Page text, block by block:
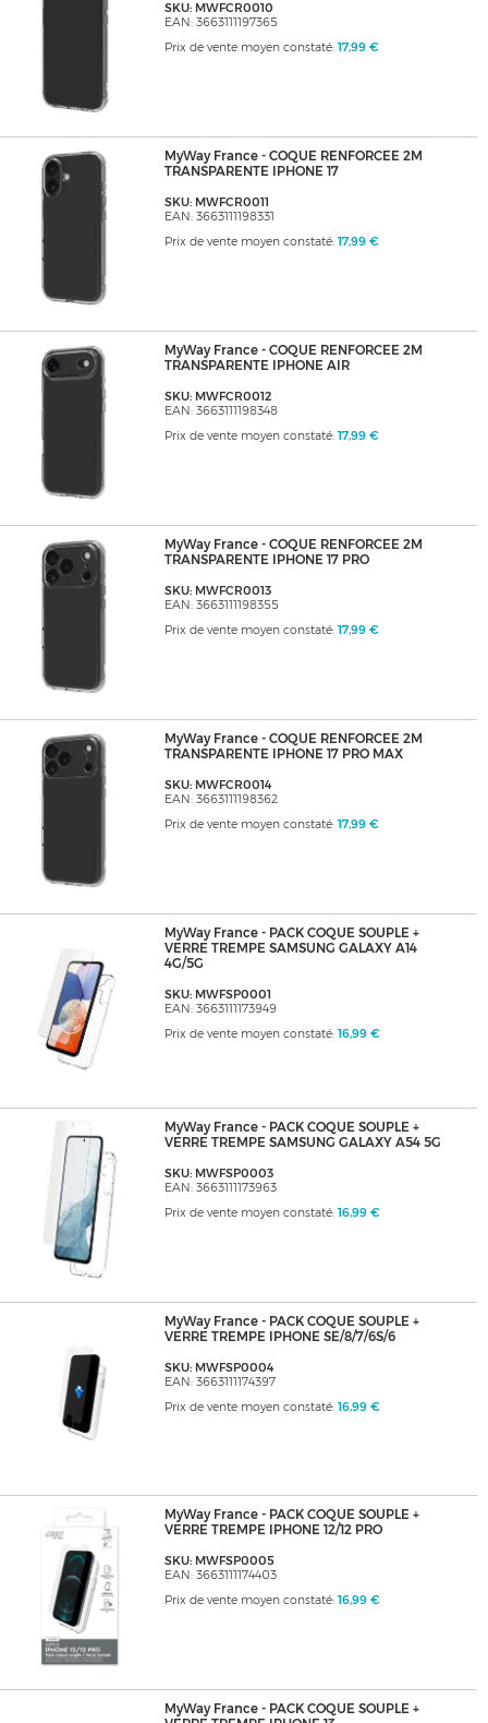
SKU: MWFCR0010
EAN: 3663111197365
Prix de vente moyen constaté: 17,99 €
MyWay France - COQUE RENFORCEE 2M
TRANSPARENTE IPHONE 17
SKU: MWFCR0011
EAN: 3663111198331
Prix de vente moyen constaté: 17,99 €
MyWay France - COQUE RENFORCEE 2M
TRANSPARENTE IPHONE AIR
SKU: MWFCR0012
EAN: 3663111198348
Prix de vente moyen constaté: 17,99 €
MyWay France - COQUE RENFORCEE 2M
TRANSPARENTE IPHONE 17 PRO
SKU: MWFCR0013
EAN: 3663111198355
Prix de vente moyen constaté: 17,99 €
MyWay France - COQUE RENFORCEE 2M
TRANSPARENTE IPHONE 17 PRO MAX
SKU: MWFCR0014
EAN: 3663111198362
Prix de vente moyen constaté: 17,99 €
MyWay France - PACK COQUE SOUPLE +
VERRE TREMPE SAMSUNG GALAXY A14
4G/5G
SKU: MWFSP0001
EAN: 3663111173949
Prix de vente moyen constaté: 16,99 €
MyWay France - PACK COQUE SOUPLE +
VERRE TREMPE SAMSUNG GALAXY A54 5G
SKU: MWFSP0003
EAN: 3663111173963
Prix de vente moyen constaté: 16,99 €
MyWay France - PACK COQUE SOUPLE +
VERRE TREMPE IPHONE SE/8/7/6S/6
SKU: MWFSP0004
EAN: 3663111174397
Prix de vente moyen constaté: 16,99 €
MyWay France - PACK COQUE SOUPLE +
VERRE TREMPE IPHONE 12/12 PRO
SKU: MWFSP0005
EAN: 3663111174403
Prix de vente moyen constaté: 16,99 €
MyWay France - PACK COQUE SOUPLE +